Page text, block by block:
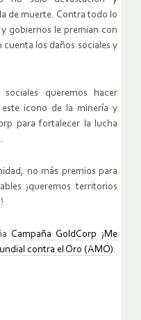
de muerte. Contra todo lo
gobiernos le premian con
cuenta los daños sociales y
queremos hacer
icono de la minería y
para fortalecer la lucha
no más premios para
¡queremos territorios
Campaña GoldCorp ¡Me
contra el Oro (AMO).